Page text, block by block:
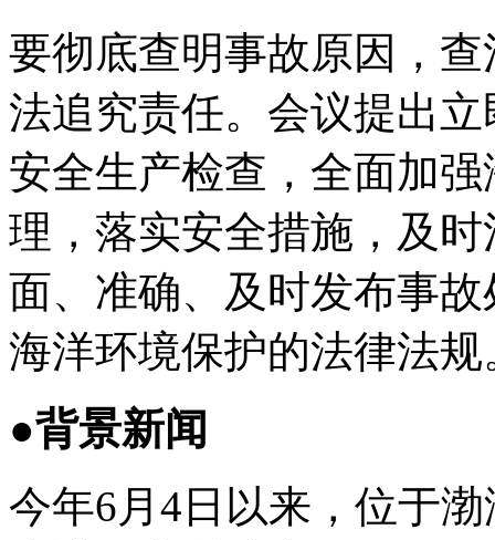
要彻底查明事故原因，
法追究责任。会议提出
安全生产检查，全面加
理，落实安全措施，及
面、准确、及时发布事
海洋环境保护的法律法规
●背景新闻
今年6月4日以来，位于